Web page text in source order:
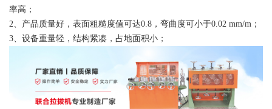
率高；
2、产品质量好，表面粗糙度值可达0.8，弯曲度可小于0.02 mm/m；
3、设备重量轻，结构紧凑，占地面积小；